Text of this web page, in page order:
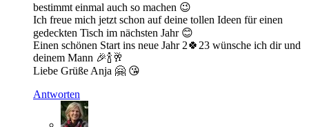
bestimmt einmal auch so machen 😉
Ich freue mich jetzt schon auf deine tollen Ideen für einen
gedeckten Tisch im nächsten Jahr 😊
Einen schönen Start ins neue Jahr 2🍀23 wünsche ich dir und
deinem Mann 🎉🍾🥂
Liebe Grüße Anja 🤗 😘
Antworten